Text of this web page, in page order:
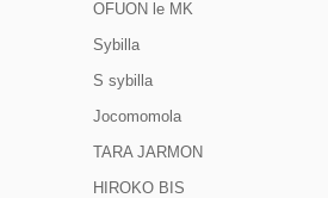
OFUON le MK
Sybilla
S sybilla
Jocomomola
TARA JARMON
HIROKO BIS